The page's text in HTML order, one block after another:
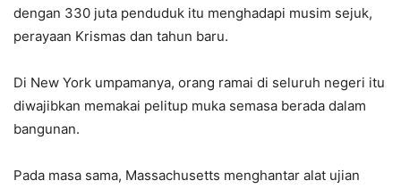
dengan 330 juta penduduk itu menghadapi musim sejuk,
perayaan Krismas dan tahun baru.
Di New York umpamanya, orang ramai di seluruh negeri itu
diwajibkan memakai pelitup muka semasa berada dalam
bangunan.
Pada masa sama, Massachusetts menghantar alat ujian